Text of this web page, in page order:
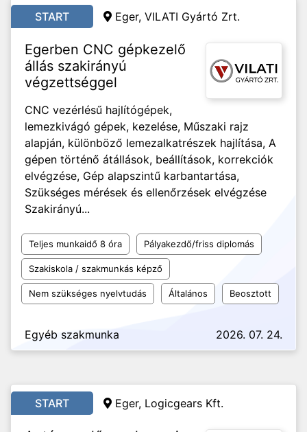
START Eger, VILATI Gyártó Zrt.
Egerben CNC gépkezelő
állás szakirányú
végzettséggel
CNC vezérlésű hajlítógépek,
lemezkivágó gépek, kezelése, Műszaki rajz
alapján, különböző lemezalkatrészek hajlítása, A
gépen történő átállások, beállítások, korrekciók
elvégzése, Gép alapszintű karbantartása,
Szükséges mérések és ellenőrzések elvégzése
Szakirányú...
Teljes munkaidő 8 óra Pályakezdő/friss diplomás
Szakiskola / szakmunkás képző
Nem szükséges nyelvtudás Általános Beosztott
Egyéb szakmunka 2026. 07. 24.
START Eger, Logicgears Kft.